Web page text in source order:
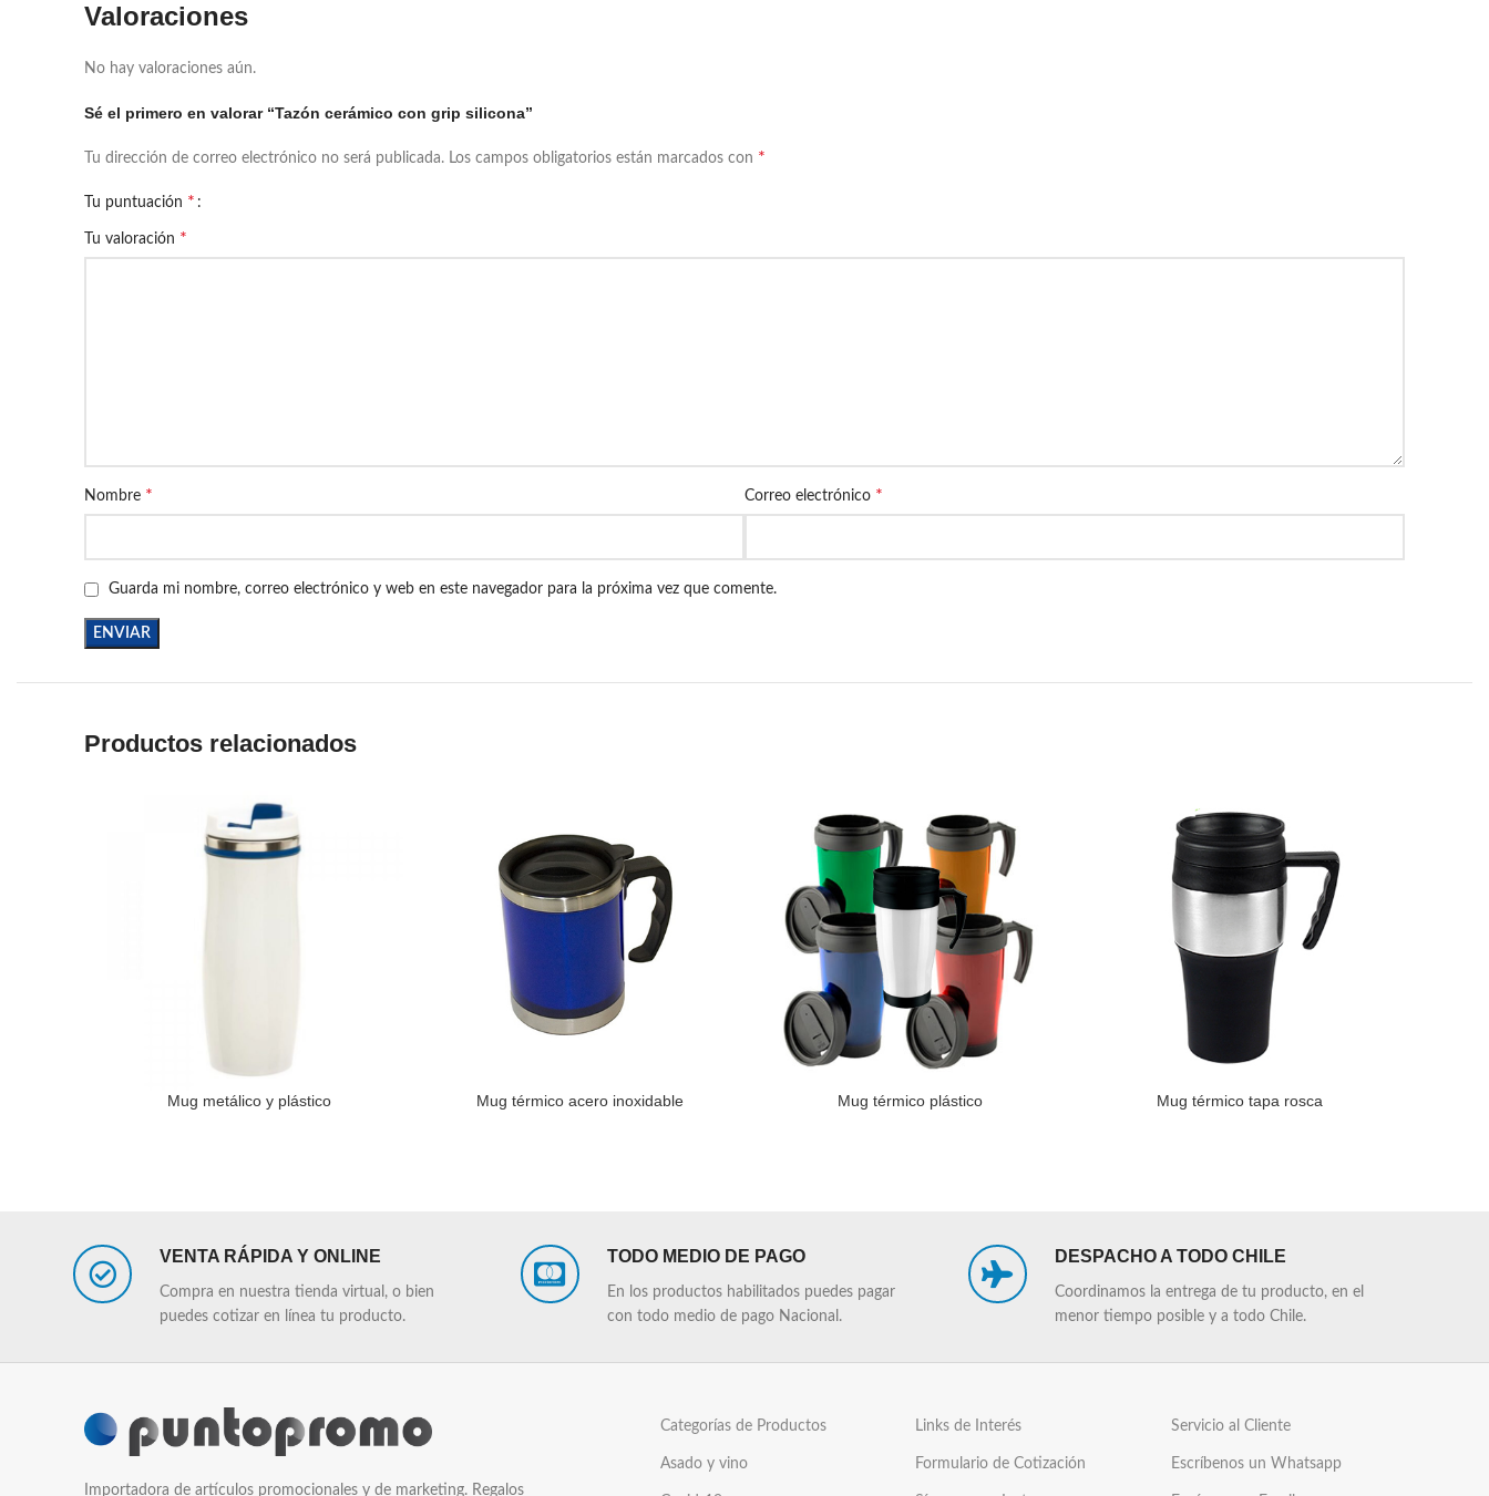
Valoraciones
No hay valoraciones aún.
Sé el primero en valorar “Tazón cerámico con grip silicona”
Tu dirección de correo electrónico no será publicada. Los campos obligatorios están marcados con *
Tu puntuación *
Tu valoración *
Nombre * Correo electrónico *
Guarda mi nombre, correo electrónico y web en este navegador para la próxima vez que comente.
Productos relacionados
Mug metálico y plástico LEER MÁSMug térmico acero inoxidable Mug térmico plástico Mug térmico tapa rosca
VENTA RÁPIDA Y ONLINE
Compra en nuestra tienda virtual, o bien
puedes cotizar en línea tu producto.
TODO MEDIO DE PAGO
En los productos habilitados puedes pagar
con todo medio de pago Nacional.
DESPACHO A TODO CHILE
Coordinamos la entrega de tu producto, en el
menor tiempo posible y a todo Chile.
Importadora de artículos promocionales y de marketing. Regalos
Categorías de Productos
Asado y vino
Links de Interés
Formulario de Cotización
Servicio al Cliente
Escríbenos un Whatsapp